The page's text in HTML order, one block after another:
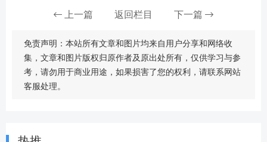
上一篇 返回栏目 下一篇
免责声明：本站所有文章和图片均来自用户分享和网络收
集，文章和图片版权归原作者及原出处所有，仅供学习与参
考，请勿用于商业用途，如果损害了您的权利，请联系网站
客服处理。